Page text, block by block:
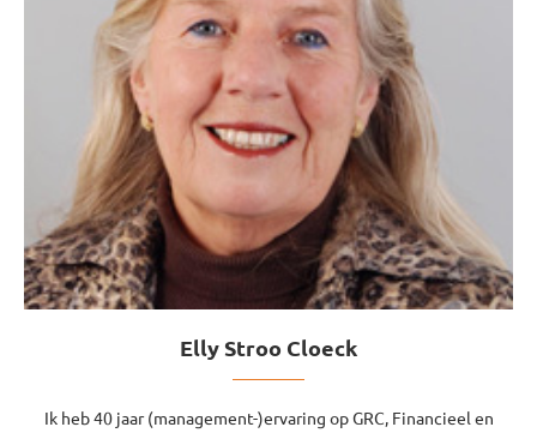
Elly Stroo Cloeck
Ik heb 40 jaar (management-)ervaring op GRC, Financieel en